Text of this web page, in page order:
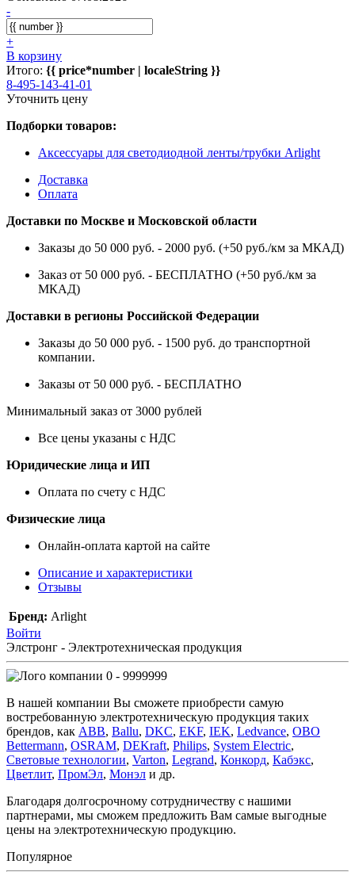
-
+
В корзину
Итого: {{ price*number | localeString }}
8-495-143-41-01
Уточнить цену
Подборки товаров:
Аксессуары для светодиодной ленты/трубки Arlight
Доставка
Оплата
Доставки по Москве и Московской области
Заказы до 50 000 руб. - 2000 руб. (+50 руб./км за МКАД)
Заказ от 50 000 руб. - БЕСПЛАТНО (+50 руб./км за
МКАД)
Доставки в регионы Российской Федерации
Заказы до 50 000 руб. - 1500 руб. до транспортной
компании.
Заказы от 50 000 руб. - БЕСПЛАТНО
Минимальный заказ от 3000 рублей
Все цены указаны с НДС
Юридические лица и ИП
Оплата по счету с НДС
Физические лица
Онлайн-оплата картой на сайте
Описание и характеристики
Отзывы
Бренд: Arlight
Войти
Элстронг - Электротехническая продукция
0 - 9999999
В нашей компании Вы сможете приобрести самую
востребованную электротехническую продукция таких
брендов, как ABB, Ballu, DKC, EKF, IEK, Ledvance, OBO
Bettermann, OSRAM, DEKraft, Philips, System Electric,
Световые технологии, Varton, Legrand, Конкорд, Кабэкс,
Цветлит, ПромЭл, Монэл и др.
Благодаря долгосрочному сотрудничеству с нашими
партнерами, мы сможем предложить Вам самые выгодные
цены на электротехническую продукцию.
Популярное